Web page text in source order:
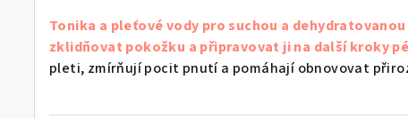
Tonika a pleťové vody pro suchou a
zklidňovat pokožku a připravovat ji na další kroky
pleti, zmírňují pocit pnutí a pomáhají obnovovat